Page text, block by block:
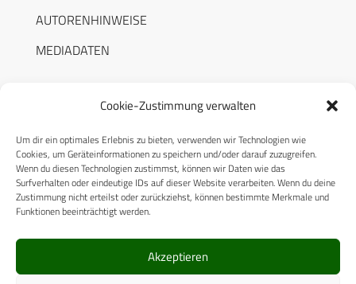
Cookie-Zustimmung verwalten
Um dir ein optimales Erlebnis zu bieten, verwenden wir Technologien wie
Cookies, um Geräteinformationen zu speichern und/oder darauf zuzugreifen.
Wenn du diesen Technologien zustimmst, können wir Daten wie das
Surfverhalten oder eindeutige IDs auf dieser Website verarbeiten. Wenn du deine
Zustimmung nicht erteilst oder zurückziehst, können bestimmte Merkmale und
Funktionen beeinträchtigt werden.
Akzeptieren
AUTORENHINWEISE
MEDIADATEN
RECHTLICHES
Datenschutzerklärung
Cookie-Richtlinie (EU)